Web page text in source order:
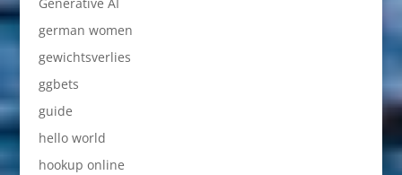
german women
gewichtsverlies
ggbets
guide
hello world
hookup online